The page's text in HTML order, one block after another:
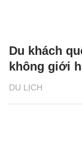
DU LỊCH
Du khách
không giới